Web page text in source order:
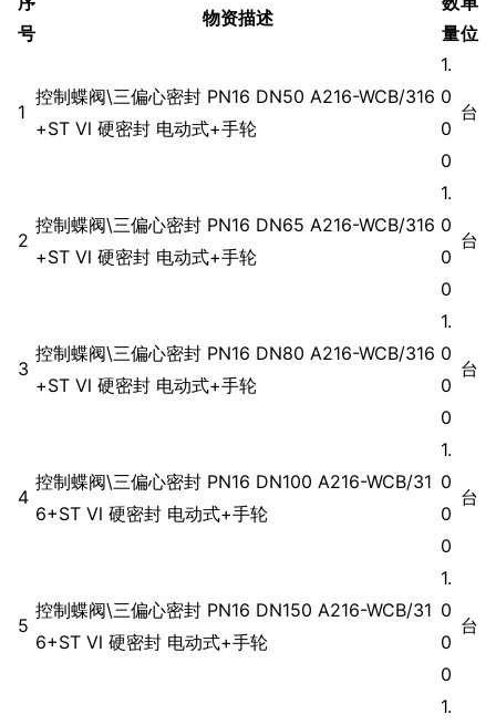
号
物资描述
量位
1
控制蝶阀\三偏心密封 PN16 DN50 A216-WCB/316
+ST Ⅵ 硬密封 电动式+手轮
1.
0
0
0
台
2
控制蝶阀\三偏心密封 PN16 DN65 A216-WCB/316
+ST Ⅵ 硬密封 电动式+手轮
1.
0
0
0
台
3
控制蝶阀\三偏心密封 PN16 DN80 A216-WCB/316
+ST Ⅵ 硬密封 电动式+手轮
1.
0
0
0
台
4
控制蝶阀\三偏心密封 PN16 DN100 A216-WCB/31
6+ST Ⅵ 硬密封 电动式+手轮
1.
0
0
0
台
5
控制蝶阀\三偏心密封 PN16 DN150 A216-WCB/31
6+ST Ⅵ 硬密封 电动式+手轮
1.
0
0
0
台
1.